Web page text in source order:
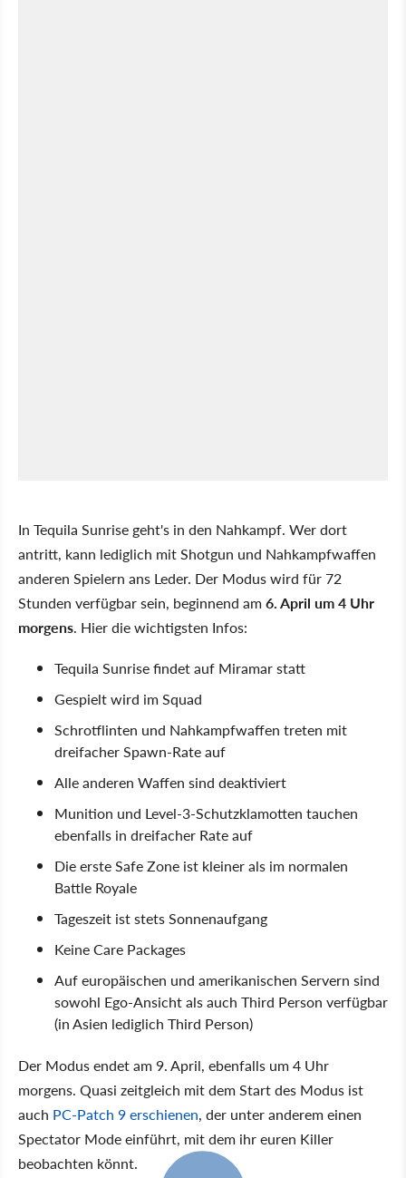
In Tequila Sunrise geht's in den Nahkampf. Wer dort
antritt, kann lediglich mit Shotgun und Nahkampfwaffen
anderen Spielern ans Leder. Der Modus wird für 72
Stunden verfügbar sein, beginnend am6. April um 4 Uhr
morgens. Hier die wichtigsten Infos:
Tequila Sunrise findet auf Miramar statt
Gespielt wird im Squad
Schrotflinten und Nahkampfwaffen treten mit
dreifacher Spawn-Rate auf
Alle anderen Waffen sind deaktiviert
Munition und Level-3-Schutzklamotten tauchen
ebenfalls in dreifacher Rate auf
Die erste Safe Zone ist kleiner als im normalen
Battle Royale
Tageszeit ist stets Sonnenaufgang
Keine Care Packages
Auf europäischen und amerikanischen Servern sind
sowohl Ego-Ansicht als auch Third Person verfügbar
(in Asien lediglich Third Person)
Der Modus endet am 9. April, ebenfalls um 4 Uhr
morgens. Quasi zeitgleich mit dem Start des Modus ist
auch PC-Patch 9 erschienen, der unter anderem einen
Spectator Mode einführt, mit dem ihr euren Killer
beobachten könnt.